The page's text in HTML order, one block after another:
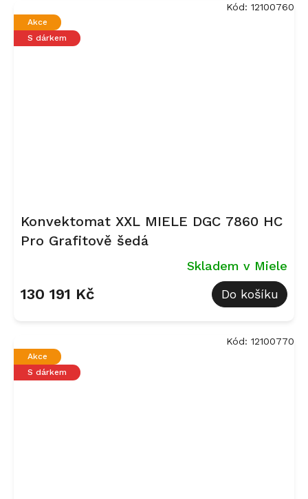
Akce
S dárkem
Konvektomat XXL MIELE DGC 7860 HC
Pro Grafitově šedá
Skladem v Miele
130 191 Kč Do košíku
Kód: 12100760
Akce
S dárkem
Kód: 12100770